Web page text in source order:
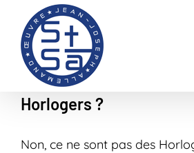
contenu
Horlogers ?
Non, ce ne sont pas des